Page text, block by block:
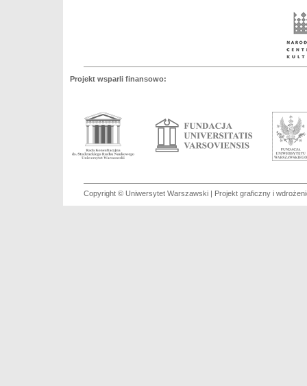
Projekt wsparli finansowo:
Copyright © Uniwersytet Warszawski | Projekt graficzny i